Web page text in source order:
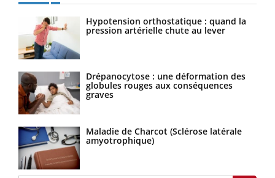
Hypotension orthostatique : quand la
pression artérielle chute au lever
Drépanocytose : une déformation des
globules rouges aux conséquences
graves
Maladie de Charcot (Sclérose latérale
amyotrophique)